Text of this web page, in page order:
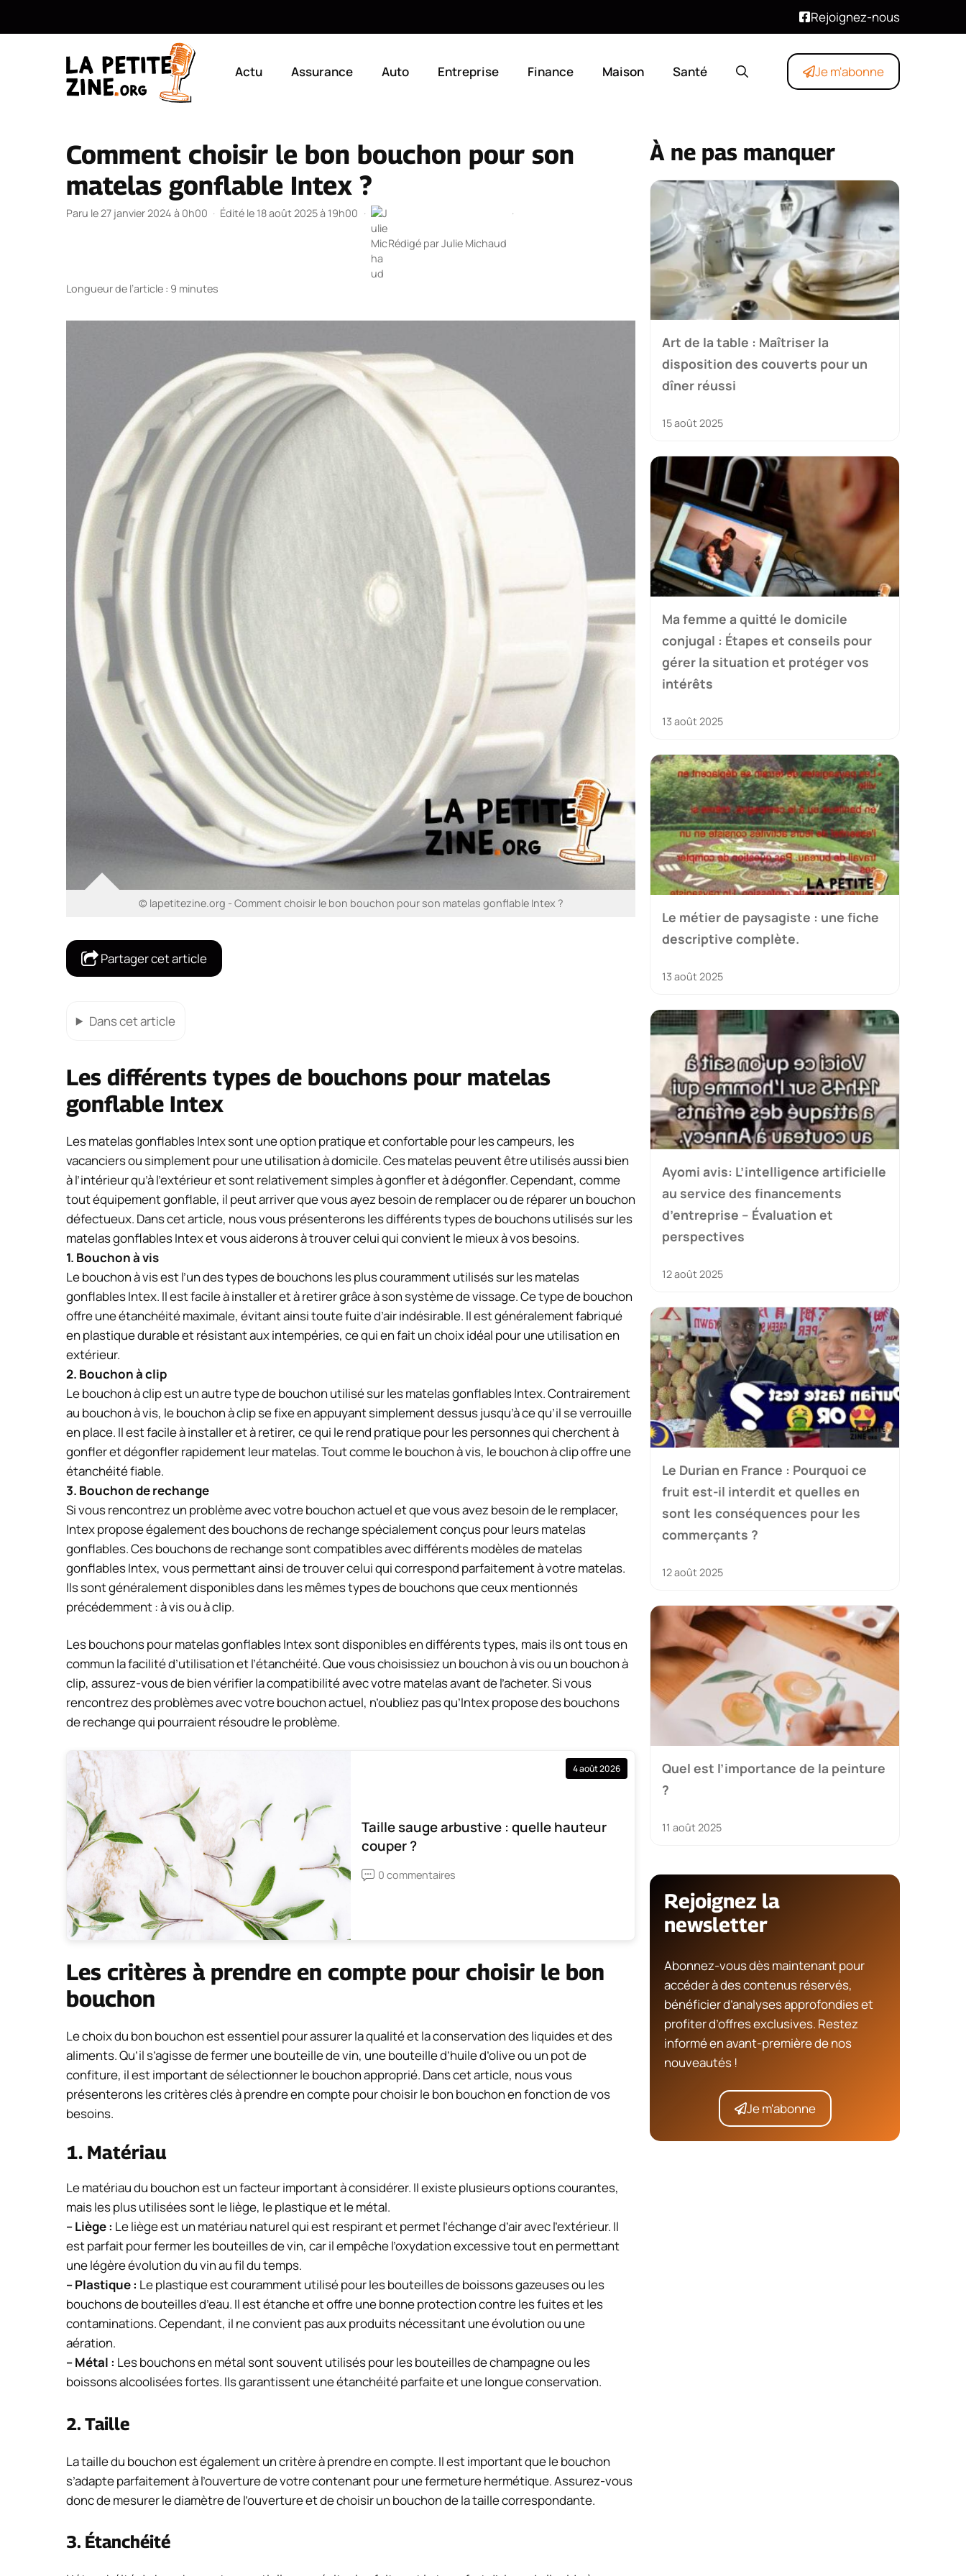
Rejoignez-nous
Actu Assurance Auto Entreprise Finance Maison Santé Je m'abonne
Comment choisir le bon bouchon pour son
matelas gonflable Intex ?
Paru le 27 janvier 2024 à 0h00 · Édité le 18 août 2025 à 19h00 ·
Rédigé parJulie Michaud
·
Longueur de l’article : 9 minutes
© lapetitezine.org - Comment choisir le bon bouchon pour son matelas gonflable Intex ?
Partager cet article
Dans cet article
Les différents types de bouchons pour matelas
gonflable Intex
Les matelas gonflables Intex sont une option pratique et confortable pour les campeurs, les
vacanciers ou simplement pour une utilisation à domicile. Ces matelas peuvent être utilisés aussi bien
à l’intérieur qu’à l’extérieur et sont relativement simples à gonfler et à dégonfler. Cependant, comme
tout équipement gonflable, il peut arriver que vous ayez besoin de remplacer ou de réparer un bouchon
défectueux. Dans cet article, nous vous présenterons les différents types de bouchons utilisés sur les
matelas gonflables Intex et vous aiderons à trouver celui qui convient le mieux à vos besoins.
1. Bouchon à vis
Le bouchon à vis est l’un des types de bouchons les plus couramment utilisés sur les matelas
gonflables Intex. Il est facile à installer et à retirer grâce à son système de vissage. Ce type de bouchon
offre une étanchéité maximale, évitant ainsi toute fuite d’air indésirable. Il est généralement fabriqué
en plastique durable et résistant aux intempéries, ce qui en fait un choix idéal pour une utilisation en
extérieur.
2. Bouchon à clip
Le bouchon à clip est un autre type de bouchon utilisé sur les matelas gonflables Intex. Contrairement
au bouchon à vis, le bouchon à clip se fixe en appuyant simplement dessus jusqu’à ce qu’il se verrouille
en place. Il est facile à installer et à retirer, ce qui le rend pratique pour les personnes qui cherchent à
gonfler et dégonfler rapidement leur matelas. Tout comme le bouchon à vis, le bouchon à clip offre une
étanchéité fiable.
3. Bouchon de rechange
Si vous rencontrez un problème avec votre bouchon actuel et que vous avez besoin de le remplacer,
Intex propose également des bouchons de rechange spécialement conçus pour leurs matelas
gonflables. Ces bouchons de rechange sont compatibles avec différents modèles de matelas
gonflables Intex, vous permettant ainsi de trouver celui qui correspond parfaitement à votre matelas.
Ils sont généralement disponibles dans les mêmes types de bouchons que ceux mentionnés
précédemment : à vis ou à clip.
Les bouchons pour matelas gonflables Intex sont disponibles en différents types, mais ils ont tous en
commun la facilité d’utilisation et l’étanchéité. Que vous choisissiez un bouchon à vis ou un bouchon à
clip, assurez-vous de bien vérifier la compatibilité avec votre matelas avant de l’acheter. Si vous
rencontrez des problèmes avec votre bouchon actuel, n’oubliez pas qu’Intex propose des bouchons
de rechange qui pourraient résoudre le problème.
4 août 2026
Taille sauge arbustive : quelle hauteur
couper ?
0 commentaires
Les critères à prendre en compte pour choisir le bon
bouchon
Le choix du bon bouchon est essentiel pour assurer la qualité et la conservation des liquides et des
aliments. Qu’il s’agisse de fermer une bouteille de vin, une bouteille d’huile d’olive ou un pot de
confiture, il est important de sélectionner le bouchon approprié. Dans cet article, nous vous
présenterons les critères clés à prendre en compte pour choisir le bon bouchon en fonction de vos
besoins.
1. Matériau
Le matériau du bouchon est un facteur important à considérer. Il existe plusieurs options courantes,
mais les plus utilisées sont le liège, le plastique et le métal.
– Liège : Le liège est un matériau naturel qui est respirant et permet l’échange d’air avec l’extérieur. Il
est parfait pour fermer les bouteilles de vin, car il empêche l’oxydation excessive tout en permettant
une légère évolution du vin au fil du temps.
– Plastique : Le plastique est couramment utilisé pour les bouteilles de boissons gazeuses ou les
bouchons de bouteilles d’eau. Il est étanche et offre une bonne protection contre les fuites et les
contaminations. Cependant, il ne convient pas aux produits nécessitant une évolution ou une
aération.
– Métal : Les bouchons en métal sont souvent utilisés pour les bouteilles de champagne ou les
boissons alcoolisées fortes. Ils garantissent une étanchéité parfaite et une longue conservation.
2. Taille
La taille du bouchon est également un critère à prendre en compte. Il est important que le bouchon
s’adapte parfaitement à l’ouverture de votre contenant pour une fermeture hermétique. Assurez-vous
donc de mesurer le diamètre de l’ouverture et de choisir un bouchon de la taille correspondante.
3. Étanchéité
À ne pas manquer
Art de la table : Maîtriser la
disposition des couverts pour un
dîner réussi
15 août 2025
Ma femme a quitté le domicile
conjugal : Étapes et conseils pour
gérer la situation et protéger vos
intérêts
13 août 2025
Le métier de paysagiste : une fiche
descriptive complète.
13 août 2025
Ayomi avis: L’intelligence artificielle
au service des financements
d’entreprise – Évaluation et
perspectives
12 août 2025
Le Durian en France : Pourquoi ce
fruit est-il interdit et quelles en
sont les conséquences pour les
commerçants ?
12 août 2025
Quel est l’importance de la peinture
?
11 août 2025
Rejoignez la
newsletter
Abonnez-vous dès maintenant pour
accéder à des contenus réservés,
bénéficier d’analyses approfondies et
profiter d’offres exclusives. Restez
informé en avant-première de nos
nouveautés !
Je m'abonne